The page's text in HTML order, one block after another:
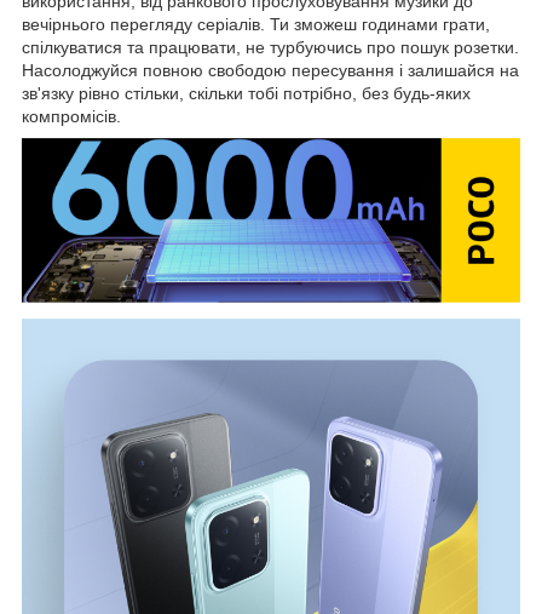
вечірнього перегляду серіалів. Ти зможеш годинами грати,
спілкуватися та працювати, не турбуючись про пошук розетки.
Насолоджуйся повною свободою пересування і залишайся на
зв'язку рівно стільки, скільки тобі потрібно, без будь-яких
компромісів.